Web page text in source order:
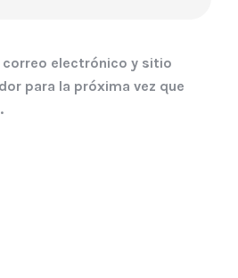
correo electrónico y sitio
para la próxima vez que